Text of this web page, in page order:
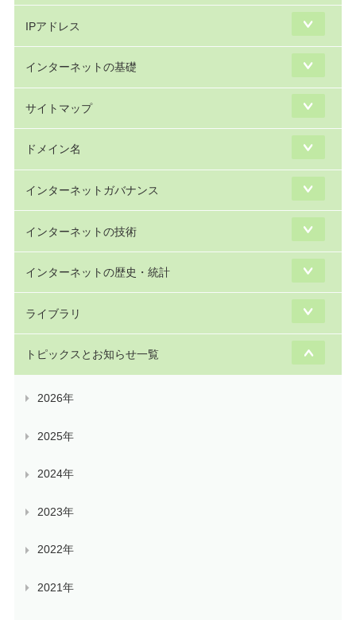
IPアドレス
インターネットの基礎
サイトマップ
ドメイン名
インターネットガバナンス
インターネットの技術
インターネットの歴史・統計
ライブラリ
トピックスとお知らせ一覧
2026年
2025年
2024年
2023年
2022年
2021年